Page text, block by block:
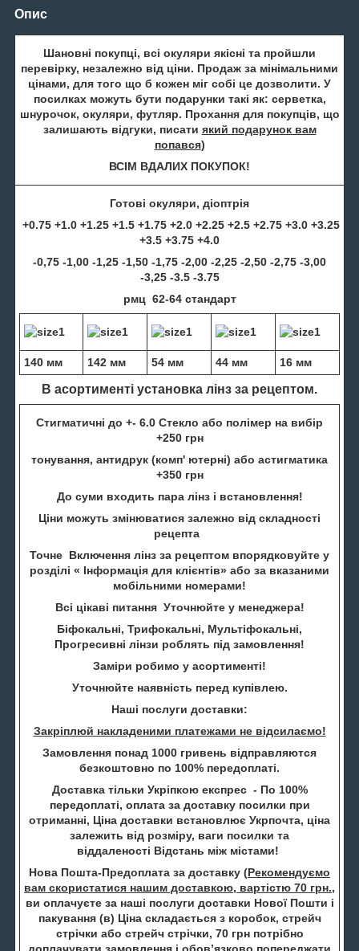
Опис
Шановні покупці, всі окуляри якісні та пройшли
перевірку, незалежно від ціни. Продаж за мінімальними
цінами, для того що б кожен міг собі це дозволити. У
посилках можуть бути подарунки такі як: серветка,
шнурочок, окуляри, футляр. Прохання для покупців, що
залишають відгуки, писати який подарунок вам
попався)
ВСІМ ВДАЛИХ ПОКУПОК!
Готові окуляри, діоптрія
+0.75 +1.0 +1.25 +1.5 +1.75 +2.0 +2.25 +2.5 +2.75 +3.0 +3.25
+3.5 +3.75 +4.0
-0,75 -1,00 -1,25 -1,50 -1,75 -2,00 -2,25 -2,50 -2,75 -3,00
-3,25 -3.5 -3.75
рмц 62-64 стандарт
140 мм 142 мм 54 мм 44 мм 16 мм
В асортименті установка лінз за рецептом.
Стигматичні до +- 6.0 Стекло або полімер на вибір
+250 грн
тонування, антидрук (комп' ютерні) або астигматика
+350 грн
До суми входить пара лінз і встановлення!
Ціни можуть змінюватися залежно від складності
рецепта
Точне Включення лінз за рецептом впорядковуйте у
розділі « Інформація для клієнтів» або за вказаними
мобільними номерами!
Всі цікаві питання Уточнюйте у менеджера!
Біфокальні, Трифокальні, Мультіфокальні,
Прогресивні лінзи роблять під замовлення!
Заміри робимо у асортименті!
Уточнюйте наявність перед купівлею.
Наші послуги доставки:
Закріплюй накладеними платежами не відсилаємо!
Замовлення понад 1000 гривень відправляются
безкоштовно по 100% передоплаті.
Доставка тільки Укріпкою експрес - По 100%
передоплаті, оплата за доставку посилки при
отриманні, Ціна доставки встановлює Укрпочта, ціна
залежить від розміру, ваги посилки та
віддаленості Відстань між містами!
Нова Пошта-Предоплата за доставку (Рекомендуємо
вам скористатися нашим доставкою, вартістю 70 грн.,
ви оплачуєте за наші послуги доставки Нової Пошти і
пакування (в) Ціна складається з коробок, стрейч
стрічки або стрейч стрічки, 70 грн потрібно
доплачувати замовлення і обов’язково попереджати